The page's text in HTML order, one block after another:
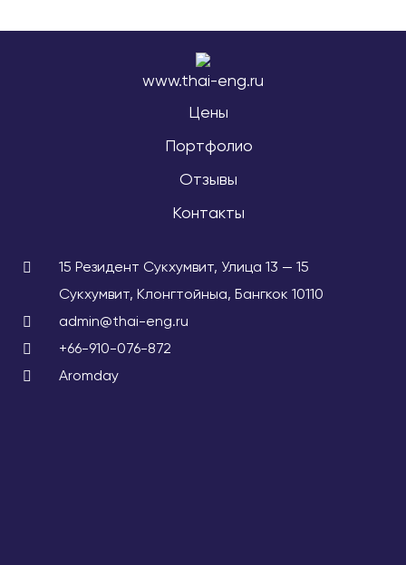
www.thai-eng.ru
Цены
Портфолио
Отзывы
Контакты
15 Резидент Сукхумвит, Улица 13 — 15
Сукхумвит, Клонгтойныа, Бангкок 10110
admin@thai-eng.ru
+66-910-076-872
Aromday